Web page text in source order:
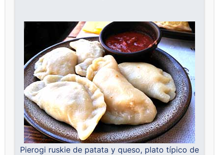
Pierogi ruskie de patata y queso, plato típico de